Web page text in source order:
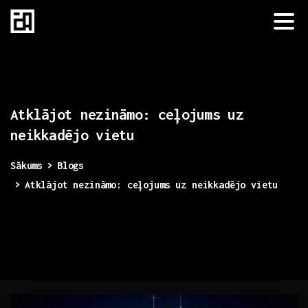
Atklājot nezināmo: ceļojums uz
neikkadējo vietu
Sākums
Blogs
Atklājot nezināmo: ceļojums uz neikkadējo vietu